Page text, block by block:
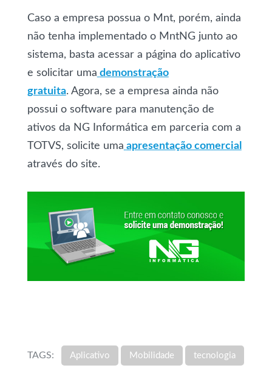
Caso a empresa possua o Mnt, porém, ainda
não tenha implementado o MntNG junto ao
sistema, basta acessar a página do aplicativo
e solicitar uma demonstração
gratuita. Agora, se a empresa ainda não
possui o software para manutenção de
ativos da NG Informática em parceria com a
TOTVS, solicite uma apresentação comercial
através do site.
TAGS: Aplicativo Mobilidade tecnologia